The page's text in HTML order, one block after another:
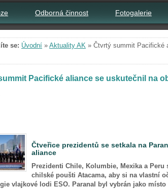
Odborná činnost Fotogalerie
se: Úvodní » Aktuality AK » Čtvrtý summit Pacifické
Pacifické aliance se uskutečnil na
Čtveřice prezidentů se setkala na
aliance
Prezidenti Chile, Kolumbie, Mexika a
chilské poušti Atacama, aby si na vlastní
vlajkové lodi ESO. Paranal byl vybrán jako